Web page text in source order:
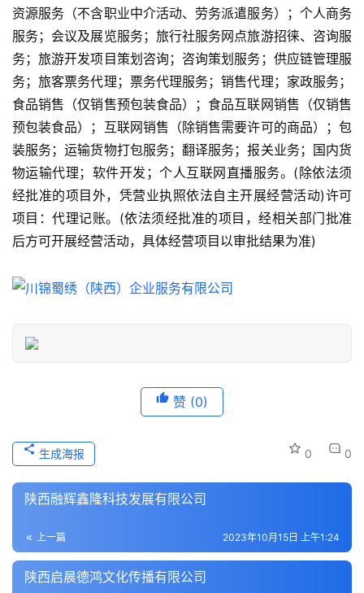
特
产
热
门
景
点
旅
游
信
息
历
史
化
家
本
地
活
登录 注册
资源服务（不含职业中介活动、劳务派遣服务）；个人商务
服务；会议及展览服务；旅行社服务网点旅游招徕、咨询服
务；旅游开发项目策划咨询；咨询策划服务；供应链管理服
务；旅客票务代理；票务代理服务；销售代理；家政服务；
食品销售（仅销售预包装食品）；食品互联网销售（仅销售
预包装食品）；互联网销售（除销售需要许可的商品）；包
装服务；运输货物打包服务；翻译服务；报关业务；国内货
物运输代理；软件开发；个人互联网直播服务。(除依法须
经批准的项目外，凭营业执照依法自主开展经营活动)许可
项目：代理记账。(依法须经批准的项目，经相关部门批准
后方可开展经营活动，具体经营项目以审批结果为准)
赞 (0)
0 0
生成海报
陕西融辉鑫隆科技发展有限公司
上一篇 2023年10月15日 上午1:24
陕西启晨德鸿文化传播有限公司